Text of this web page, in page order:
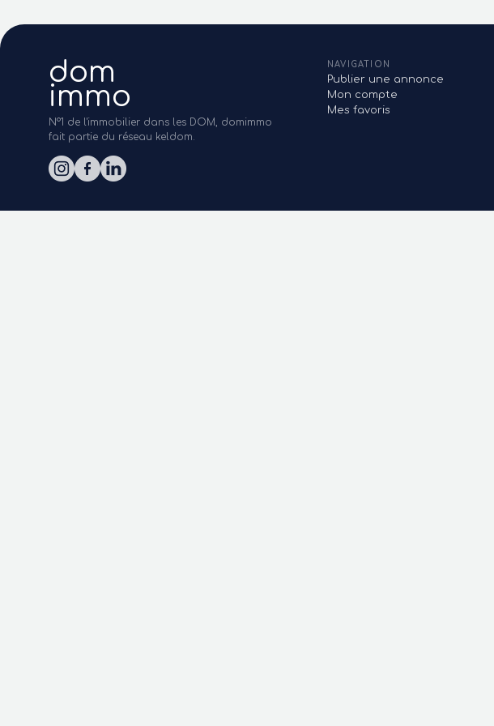
dom
immo
N°1 de l'immobilier dans les DOM, domimmo
fait partie du réseau keldom.
NAVIGATION
Publier une annonce
Mon compte
Mes favoris